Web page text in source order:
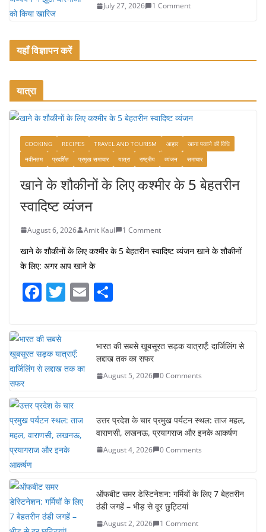
July 27, 2026 1 Comment
यहाँ विज्ञापन करें
यात्रा
COOKING RECIPES TRAVEL AND TOURISM आहार
खाना पकाने की विधि
नवीनतम
प्रदर्शित प्रमुख समाचार यात्रा राष्ट्रीय व्यंजन समाचार
खाने के शौकीनों के लिए कश्मीर के 5 बेहतरीन
स्वादिष्ट व्यंजन
August 6, 2026 Amit Kaul 1 Comment
खाने के शौकीनों के लिए कश्मीर के 5 बेहतरीन स्वादिष्ट व्यंजन खाने के शौकीनों
के लिए: अगर आप खाने के
F
a
c
e
b
o
k
T
w
er
E
m
e
भारत की सबसे खूबसूरत सड़क यात्राएँ: दार्जिलिंग से
लद्दाख तक का सफर
August 5, 2026 0 Comments
उत्तर प्रदेश के चार प्रमुख पर्यटन स्थल: ताज महल,
वाराणसी, लखनऊ, प्रयागराज और इनके आकर्षण
August 4, 2026 0 Comments
ऑफबीट समर डेस्टिनेशन: गर्मियों के लिए 7 बेहतरीन
ठंडी जगहें – भीड़ से दूर छुट्टियां
August 2, 2026 1 Comment